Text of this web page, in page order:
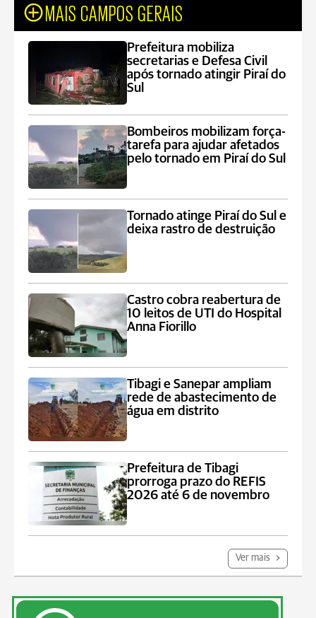
MAIS CAMPOS GERAIS
Prefeitura mobiliza
secretarias e Defesa Civil
após tornado atingir Piraí do
Sul
Bombeiros mobilizam força-
tarefa para ajudar afetados
pelo tornado em Piraí do Sul
Tornado atinge Piraí do Sul e
deixa rastro de destruição
Castro cobra reabertura de
10 leitos de UTI do Hospital
Anna Fiorillo
Tibagi e Sanepar ampliam
rede de abastecimento de
água em distrito
Prefeitura de Tibagi
prorroga prazo do REFIS
2026 até 6 de novembro
Ver mais